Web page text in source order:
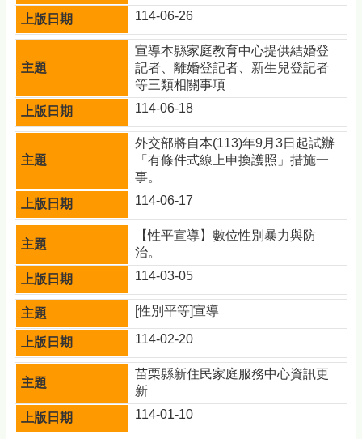
114-06-26
宣導本縣家庭教育中心提供結婚登
記者、離婚登記者、新生兒登記者
等三類相關事項
114-06-18
外交部將自本(113)年9月3日起試辦
「有條件式線上申換護照」措施一
事。
114-06-17
【性平宣導】數位性別暴力與防
治。
114-03-05
[性別平等]宣導
114-02-20
苗栗縣新住民家庭服務中心資訊更
新
114-01-10